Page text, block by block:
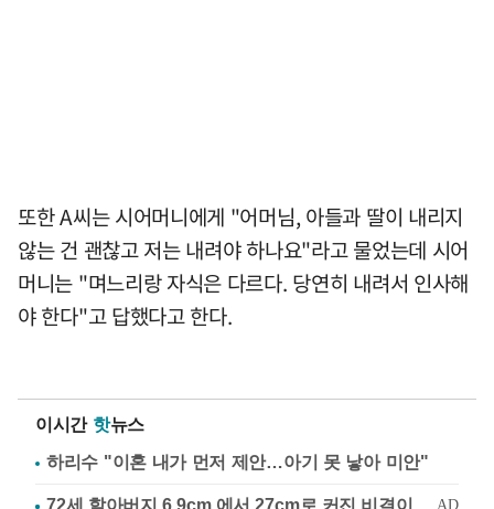
또한 A씨는 시어머니에게 "어머님, 아들과 딸이 내리지
않는 건 괜찮고 저는 내려야 하나요"라고 물었는데 시어
머니는 "며느리랑 자식은 다르다. 당연히 내려서 인사해
야 한다"고 답했다고 한다.
이시간 핫뉴스
하리수 "이혼 내가 먼저 제안…아기 못 낳아 미안"